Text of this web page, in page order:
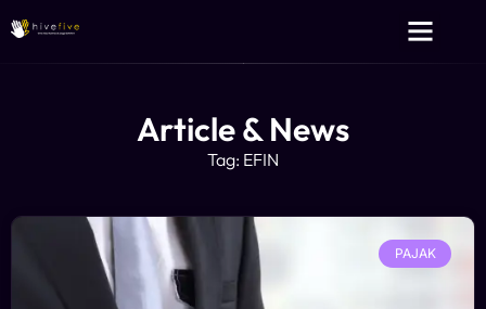
Article & News
Tag: EFIN
PAJAK